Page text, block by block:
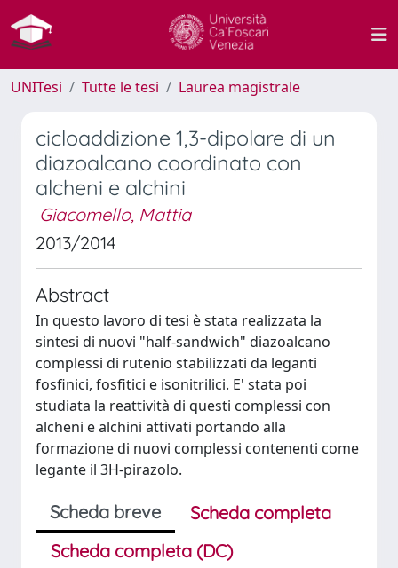
UNITesi Tutte le tesi Laurea magistrale
cicloaddizione 1,3-dipolare di un
diazoalcano coordinato con
alcheni e alchini
Giacomello, Mattia
2013/2014
Abstract
In questo lavoro di tesi è stata realizzata la
sintesi di nuovi "half-sandwich" diazoalcano
complessi di rutenio stabilizzati da leganti
fosfinici, fosfitici e isonitrilici. E' stata poi
studiata la reattività di questi complessi con
alcheni e alchini attivati portando alla
formazione di nuovi complessi contenenti come
legante il 3H-pirazolo.
Scheda breve
Scheda completa
Scheda completa (DC)